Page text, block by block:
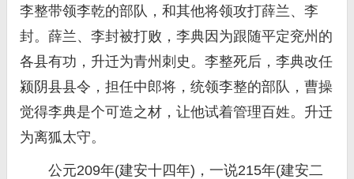
李整带领李乾的部队，和其他将领攻打薛兰、李
封。薛兰、李封被打败，李典因为跟随平定兖州的
各县有功，升迁为青州刺史。李整死后，李典改任
颍阴县县令，担任中郎将，统领李整的部队，曹操
觉得李典是个可造之材，让他试着管理百姓。升迁
为离狐太守。
公元209年(建安十四年)，一说215年(建安二